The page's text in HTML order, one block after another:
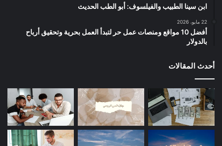
ابن سينا الطبيب والفيلسوف: أبو الطب الحديث
22 مايو، 2026
أفضل 10 مواقع ومنصات عمل حر لتبدأ العمل بحرية وتحقيق أرباح
بالدولار
أحدث المقالات